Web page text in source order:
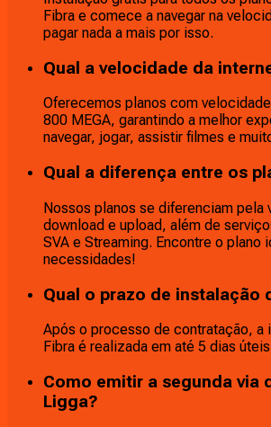
Fibra e comece a navegar na
pagar nada a mais por isso.
Qual a velocidade da
Oferecemos planos com
800 MEGA, garantindo a melhor
navegar, jogar, assistir filmes e
Qual a diferença entre os
Nossos planos se diferenciam pela
download e upload, além de
SVA e Streaming. Encontre o plano
necessidades!
Qual o prazo de instalação
Após o processo de contratação, a
Fibra é realizada em até 5 dias
Como emitir a segunda via
Ligga?